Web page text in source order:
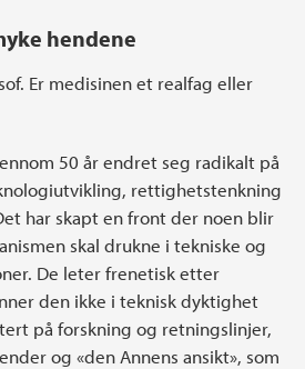
hendene
Er medisinen et realfag eller
50 år endret seg radikalt på
rettighetstenkning
har skapt en front der noen blir
skal drukne i tekniske og
De leter frenetisk etter
den ikke i teknisk dyktighet
på forskning og retningslinjer,
og «den Annens ansikt», som